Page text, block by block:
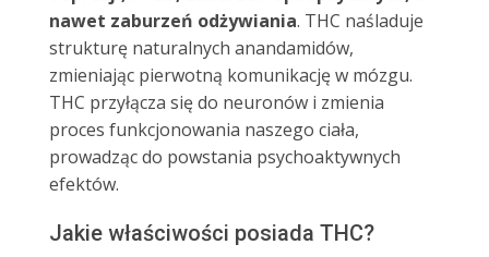
nawet zaburzeń odżywiania. THC naśladuje
strukturę naturalnych anandamidów,
zmieniając pierwotną komunikację w mózgu.
THC przyłącza się do neuronów i zmienia
proces funkcjonowania naszego ciała,
prowadząc do powstania psychoaktywnych
efektów.
Jakie właściwości posiada THC?